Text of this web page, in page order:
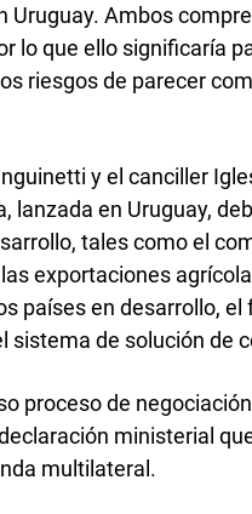
Uruguay. Ambos
lo que ello significaría
riesgos de parecer
y el canciller
lanzada en Uruguay,
tales como el
exportaciones
países en desarrollo,
sistema de solución de
proceso de
ministerial
multilateral.